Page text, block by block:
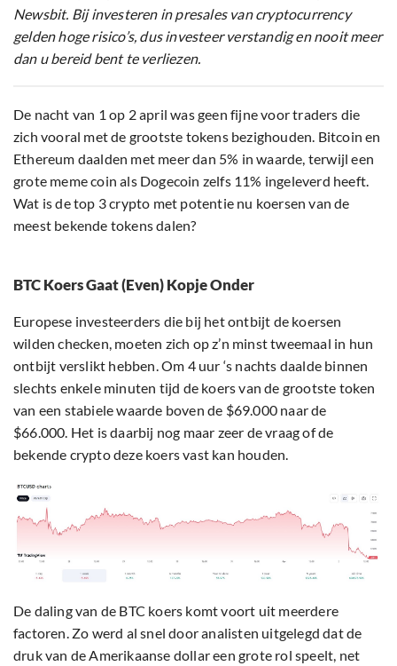
Newsbit. Bij investeren in presales van cryptocurrency
gelden hoge risico’s, dus investeer verstandig en nooit meer
dan u bereid bent te verliezen.
De nacht van 1 op 2 april was geen fijne voor traders die
zich vooral met de grootste tokens bezighouden. Bitcoin en
Ethereum daalden met meer dan 5% in waarde, terwijl een
grote meme coin als Dogecoin zelfs 11% ingeleverd heeft.
Wat is de top 3 crypto met potentie nu koersen van de
meest bekende tokens dalen?
BTC Koers Gaat (Even) Kopje Onder
Europese investeerders die bij het ontbijt de koersen
wilden checken, moeten zich op z’n minst tweemaal in hun
ontbijt verslikt hebben. Om 4 uur ‘s nachts daalde binnen
slechts enkele minuten tijd de koers van de grootste token
van een stabiele waarde boven de $69.000 naar de
$66.000. Het is daarbij nog maar zeer de vraag of de
bekende crypto deze koers vast kan houden.
De daling van de BTC koers komt voort uit meerdere
factoren. Zo werd al snel door analisten uitgelegd dat de
druk van de Amerikaanse dollar een grote rol speelt, net